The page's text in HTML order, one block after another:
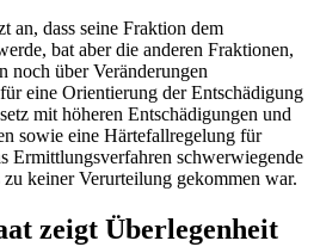
an, dass seine Fraktion dem
bat aber die anderen Fraktionen,
noch über Veränderungen
eine Orientierung der Entschädigung
mit höheren Entschädigungen und
sowie eine Härtefallregelung für
Ermittlungsverfahren schwerwiegende
keiner Verurteilung gekommen war.
zeigt Überlegenheit